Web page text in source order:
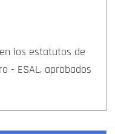
los estatutos de
- ESAL, aprobados